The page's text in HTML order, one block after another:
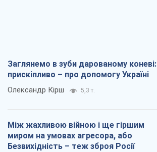
Заглянемо в зуби дарованому коневі:
прискіпливо – про допомогу Україні
Олександр Кірш 5,3 т.
Між жахливою війною і ще гіршим
миром на умовах агресора, або
Безвихідність – теж зброя Росії